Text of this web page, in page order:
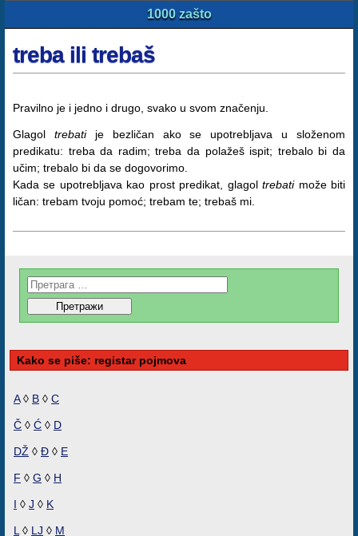
1000 zašto
treba ili trebaš
Pravilno je i jedno i drugo, svako u svom značenju.
Glagol trebatije bezličan ako se upotrebljava u složenom
predikatu: treba da radim; treba da polažeš ispit; trebalo bi da
učim; trebalo bi da se dogovorimo.
Kada se upotrebljava kao prost predikat, glagoltrebatimože biti
ličan: trebam tvoju pomoć; trebam te; trebaš mi.
Kako se piše: registar pojmova
A◊ B ◊ C
Č ◊ Ć ◊ D
DŽ ◊ Đ ◊ E
F ◊ G ◊ H
I ◊ J ◊ K
L ◊ LJ ◊ M